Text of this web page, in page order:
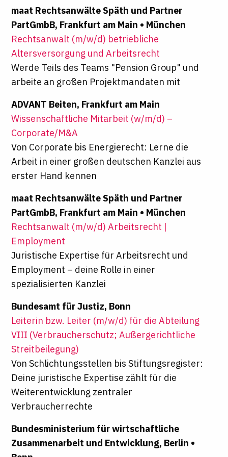
maat Rechtsanwälte Späth und Partner
PartGmbB, Frankfurt am Main • München
Rechtsanwalt (m/w/d) betriebliche
Altersversorgung und Arbeitsrecht
Werde Teils des Teams "Pension Group" und
arbeite an großen Projektmandaten mit
ADVANT Beiten, Frankfurt am Main
Wissenschaftliche Mitarbeit (w/m/d) –
Corporate/M&A
Von Corporate bis Energierecht: Lerne die
Arbeit in einer großen deutschen Kanzlei aus
erster Hand kennen
maat Rechtsanwälte Späth und Partner
PartGmbB, Frankfurt am Main • München
Rechtsanwalt (m/w/d) Arbeitsrecht |
Employment
Juristische Expertise für Arbeitsrecht und
Employment – deine Rolle in einer
spezialisierten Kanzlei
Bundesamt für Justiz, Bonn
Leiterin bzw. Leiter (m/w/d) für die Abteilung
VIII (Verbraucherschutz; Außergerichtliche
Streitbeilegung)
Von Schlichtungsstellen bis Stiftungsregister:
Deine juristische Expertise zählt für die
Weiterentwicklung zentraler
Verbraucherrechte
Bundesministerium für wirtschaftliche
Zusammenarbeit und Entwicklung, Berlin •